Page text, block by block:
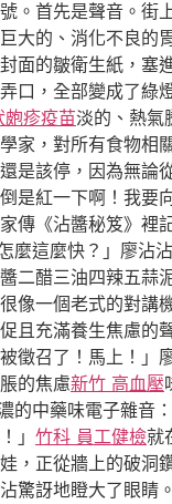
。首先是聲音。
大的、消化不良
面的皺衛生紙，塞
口，全部變成了綠
疹疫苗淡的、熱氣
家，對所有食物相
是該停，因為無論
是紅一下啊！我要
傳《沾醬秘笈》
麼這麼快？」廖沾
二醋三油四辣五
像一個老式的對
且充滿養生焦慮
徵召了！馬上！
的焦慮新竹 高血壓
的中藥味電子雜音
」 竹科 員工健檢就
，正從牆上的破洞
訝地瞪大了眼睛